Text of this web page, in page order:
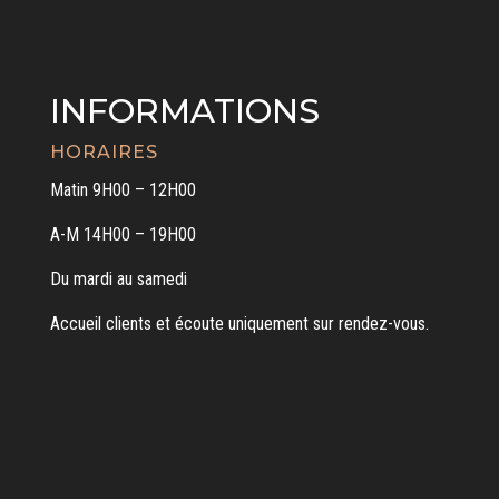
INFORMATIONS
HORAIRES
Matin 9H00 – 12H00
A-M 14H00 – 19H00
Du mardi au samedi
Accueil clients et écoute uniquement sur rendez-vous.